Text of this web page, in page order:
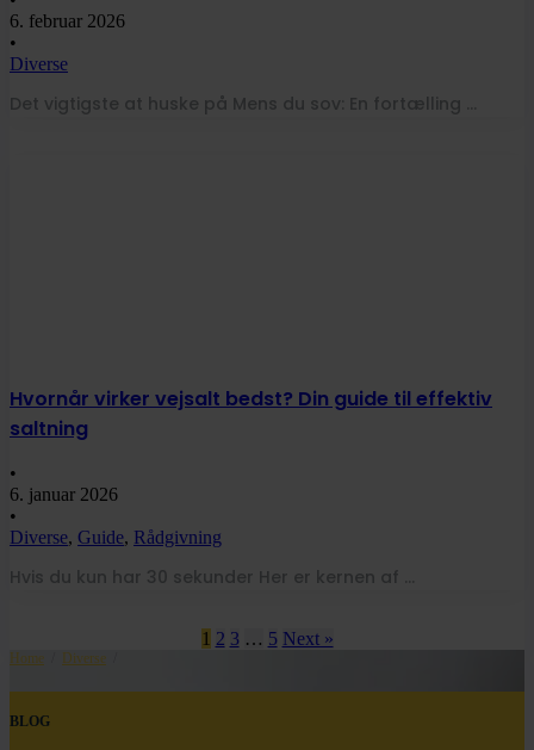
6. februar 2026
•
Diverse
Det vigtigste at huske på Mens du sov: En fortælling …
Hvornår virker vejsalt bedst? Din guide til effektiv
saltning
•
6. januar 2026
•
Diverse, Guide, Rådgivning
Hvis du kun har 30 sekunder Her er kernen af …
1 2 3 … 5 Next »
Home Diverse
BLOG